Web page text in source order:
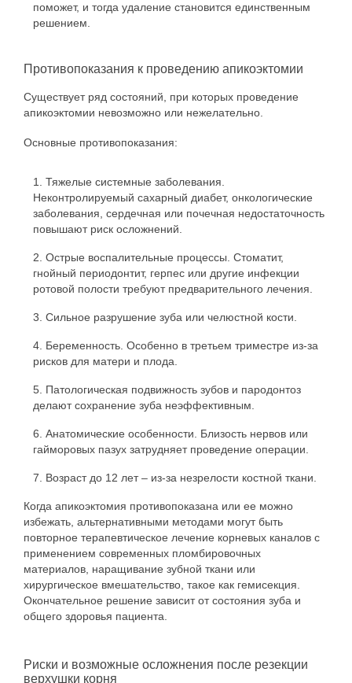
поможет, и тогда удаление становится единственным
решением.
Противопоказания к проведению апикоэктомии
Существует ряд состояний, при которых проведение
апикоэктомии невозможно или нежелательно.
Основные противопоказания:
Тяжелые системные заболевания.
Неконтролируемый сахарный диабет, онкологические
заболевания, сердечная или почечная недостаточность
повышают риск осложнений.
Острые воспалительные процессы. Стоматит,
гнойный периодонтит, герпес или другие инфекции
ротовой полости требуют предварительного лечения.
Сильное разрушение зуба или челюстной кости.
Беременность. Особенно в третьем триместре из-за
рисков для матери и плода.
Патологическая подвижность зубов и пародонтоз
делают сохранение зуба неэффективным.
Анатомические особенности. Близость нервов или
гайморовых пазух затрудняет проведение операции.
Возраст до 12 лет – из-за незрелости костной ткани.
Когда апикоэктомия противопоказана или ее можно
избежать, альтернативными методами могут быть
повторное терапевтическое лечение корневых каналов с
применением современных пломбировочных
материалов, наращивание зубной ткани или
хирургическое вмешательство, такое как гемисекция.
Окончательное решение зависит от состояния зуба и
общего здоровья пациента.
Риски и возможные осложнения после резекции
верхушки корня